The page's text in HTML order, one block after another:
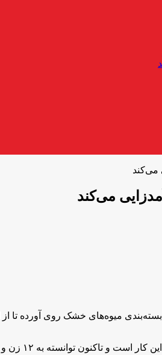
می‌کند
می‌کند
میوه‌های خشک روی آورده تا
به ۱۲ زن و دختر دیگر نیز آموزش دهد.